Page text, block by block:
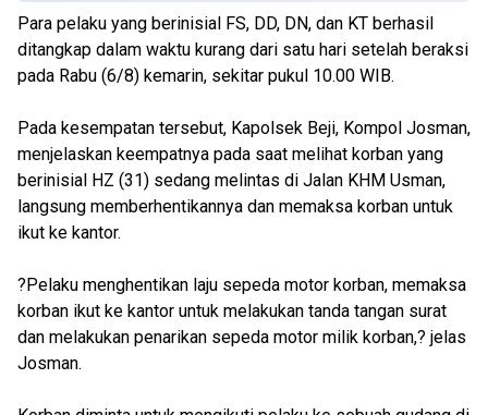
Para pelaku yang berinisial FS, DD, DN, dan KT berhasil
ditangkap dalam waktu kurang dari satu hari setelah beraksi
pada Rabu (6/8) kemarin, sekitar pukul 10.00 WIB.
Pada kesempatan tersebut, Kapolsek Beji, Kompol Josman,
menjelaskan keempatnya pada saat melihat korban yang
berinisial HZ (31) sedang melintas di Jalan KHM Usman,
langsung memberhentikannya dan memaksa korban untuk
ikut ke kantor.
?Pelaku menghentikan laju sepeda motor korban, memaksa
korban ikut ke kantor untuk melakukan tanda tangan surat
dan melakukan penarikan sepeda motor milik korban,? jelas
Josman.